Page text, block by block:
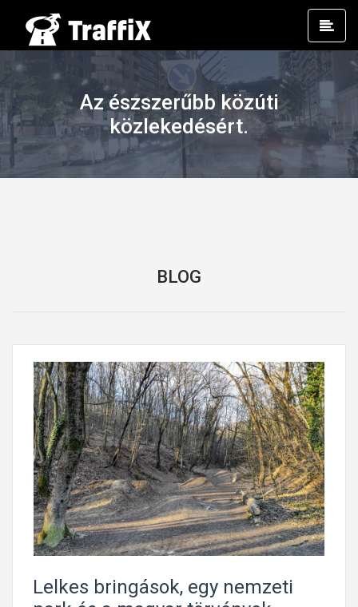
Az észszerűbb közúti
közlekedésért.
BLOG
Lelkes bringások, egy nemzeti